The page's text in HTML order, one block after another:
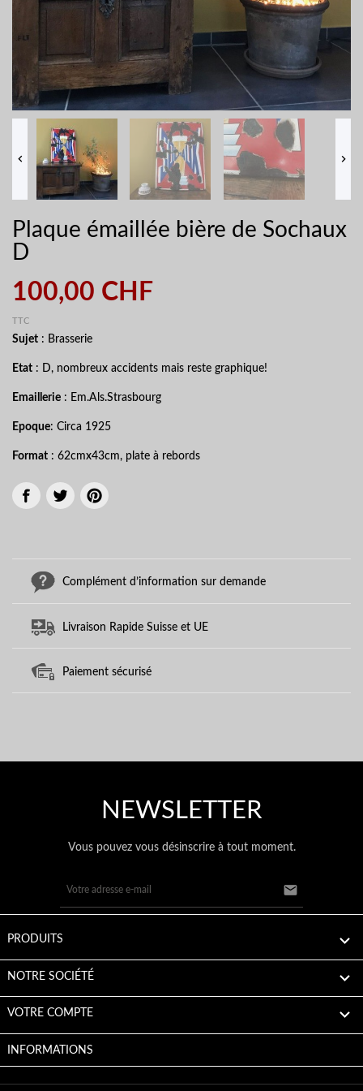
 
Plaque émaillée bière de Sochaux
D
100,00 CHF
TTC
Sujet : Brasserie
Etat : D, nombreux accidents mais reste graphique!
Emaillerie : Em.Als.Strasbourg
Epoque: Circa 1925
Format : 62cmx43cm, plate à rebords
Complément d’information sur demande
Livraison Rapide Suisse et UE
Paiement sécurisé
NEWSLETTER
Vous pouvez vous désinscrire à tout moment.

PRODUITS 
NOTRE SOCIÉTÉ 
VOTRE COMPTE 
INFORMATIONS